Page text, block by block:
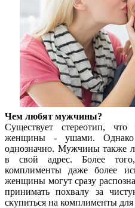
Чем любят мужчины?
Существует стереотип,
женщины - ушами.
однозначно. Мужчины также
в свой адрес. Более
комплименты даже более
женщины могут сразу
принимать похвалу за
скупиться на комплименты